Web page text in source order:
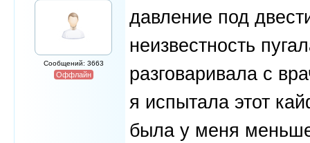
Сообщений: 3663
Оффлайн
давление под
неизвестность
разговаривала с
я испытала этот
была у меня